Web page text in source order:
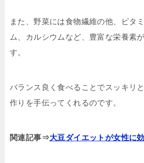
また、野菜には食物繊維の他、ビタ
ム、カルシウムなど、豊富な栄養素
す。
バランス良く食べることでスッキリ
作りを手伝ってくれるのです。
関連記事⇒大豆ダイエットが女性に